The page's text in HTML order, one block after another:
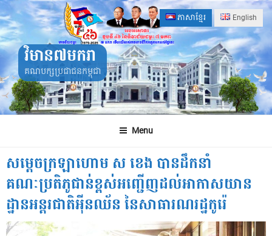
Skip
to
content
ភាសាខ្មែរ English
វិមាន៧មករា
គណបក្សប្រជាជនកម្ពុជា
Menu
សម្ដេចក្រឡាហោម ស ខេង បានដឹកនាំ
គណៈប្រតិភូជាន់ខ្ពស់អញ្ជេីញដល់អាកាសយាន
ដ្ឋានអន្តរជាតិអុីនឈ័ន នៃសាធារណរដ្ឋកូរ៉េ